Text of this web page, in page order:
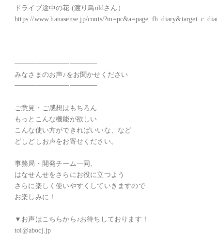
ドライブ途中の花 (渡り鳥oldさん）
https://www.hanasense.jp/conts/
━━━━━━━━━━━━
みなさまのお声♪をお聞かせください
━━━━━━━━━━━━
ご意見・ご感想はもちろん
もっとこんな機能が欲しい
こんな使い方ができればいいな、など
どしどしお声をお寄せください。
事務局・開発チーム一同、
はなせんせをさらにお役に立つよう
さらに楽しく使いやすくしていきますので
お楽しみに！
▼お声はこちらから♪お待ちしております！
toi@abocj.jp